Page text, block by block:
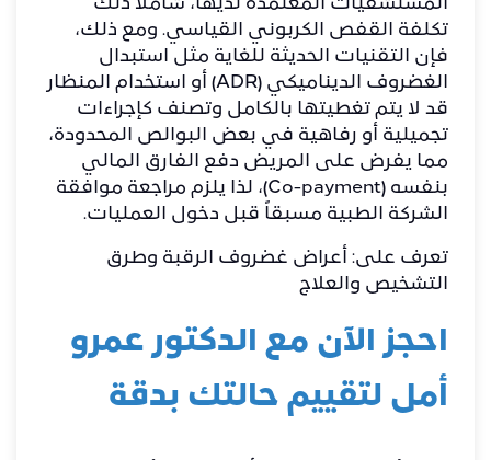
المستشفيات المعتمدة لديها، شاملاً ذلك
تكلفة القفص الكربوني القياسي. ومع ذلك،
فإن التقنيات الحديثة للغاية مثل استبدال
الغضروف الديناميكي (ADR) أو استخدام المنظار
قد لا يتم تغطيتها بالكامل وتصنف كإجراءات
تجميلية أو رفاهية في بعض البوالص المحدودة،
مما يفرض على المريض دفع الفارق المالي
بنفسه (Co-payment)، لذا يلزم مراجعة موافقة
الشركة الطبية مسبقاً قبل دخول العمليات.
تعرف على:
أعراض غضروف الرقبة وطرق
التشخيص والعلاج
احجز الآن مع الدكتور عمرو
أمل لتقييم حالتك بدقة